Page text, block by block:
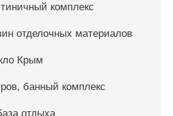
комплекс
отделочных материалов
Крым
банный комплекс
отдыха